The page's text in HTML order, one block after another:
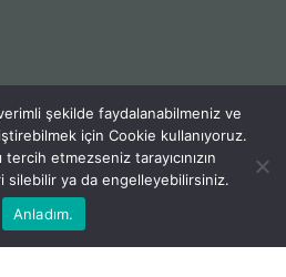
şekilde faydalanabilmeniz ve
için Cookie kullanıyoruz.
tercih etmezseniz tarayıcınızın
silebilir ya da engelleyebilirsiniz.
Anladım.